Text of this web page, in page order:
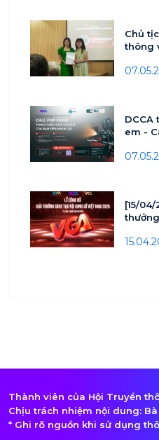
Chủ
thông
DCCA
em -
[15/
Thành viên của Hội Truyền
Chịu trách nhiệm nội dung:
* Ghi rõ nguồn khi sử dụng